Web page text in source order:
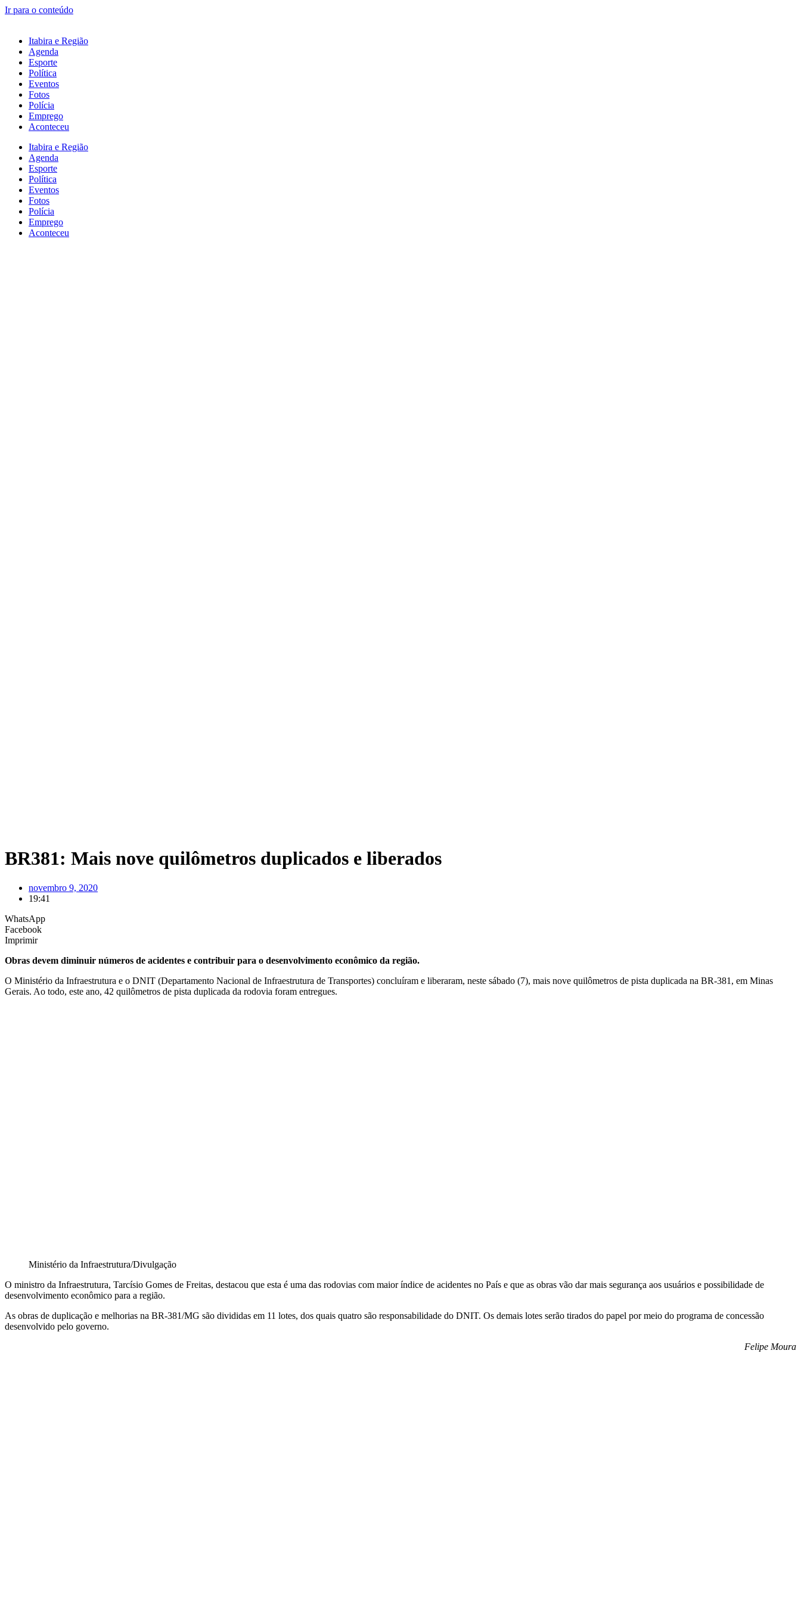
Ir para o conteúdo
Itabira e Região
Agenda
Esporte
Política
Eventos
Fotos
Polícia
Emprego
Aconteceu
Itabira e Região
Agenda
Esporte
Política
Eventos
Fotos
Polícia
Emprego
Aconteceu
BR381: Mais nove quilômetros duplicados e liberados
novembro 9, 2020
19:41
WhatsApp
Facebook
Imprimir
Obras devem diminuir números de acidentes e contribuir para o desenvolvimento econômico da região.
O Ministério da Infraestrutura e o DNIT (Departamento Nacional de Infraestrutura de Transportes) concluíram e liberaram, neste sábado (7), mais nove quilômetros de pista duplicada na BR-381, em Minas
Gerais. Ao todo, este ano, 42 quilômetros de pista duplicada da rodovia foram entregues.
Ministério da Infraestrutura/Divulgação
O ministro da Infraestrutura, Tarcísio Gomes de Freitas, destacou que esta é uma das rodovias com maior índice de acidentes no País e que as obras vão dar mais segurança aos usuários e possibilidade de
desenvolvimento econômico para a região.
As obras de duplicação e melhorias na BR-381/MG são divididas em 11 lotes, dos quais quatro são responsabilidade do DNIT. Os demais lotes serão tirados do papel por meio do programa de concessão
desenvolvido pelo governo.
Felipe Moura